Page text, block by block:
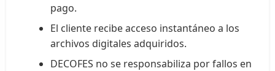
pago.
El cliente recibe acceso instantáneo a los
archivos digitales adquiridos.
DECOFES no se responsabiliza por fallos en